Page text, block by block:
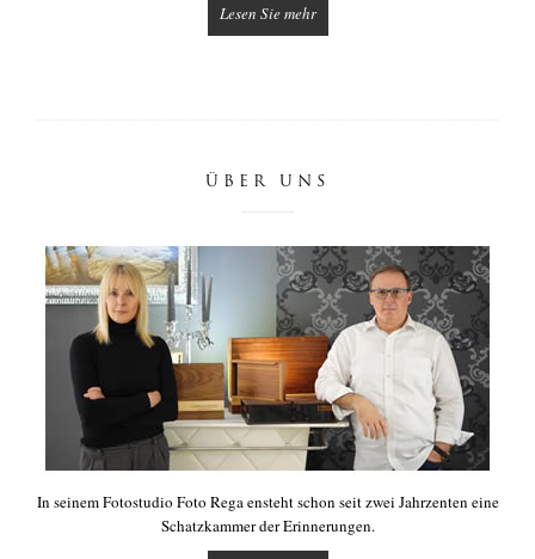
Lesen Sie mehr
ÜBER UNS
In seinem Fotostudio Foto Rega ensteht schon seit zwei Jahrzenten eine
Schatzkammer der Erinnerungen.